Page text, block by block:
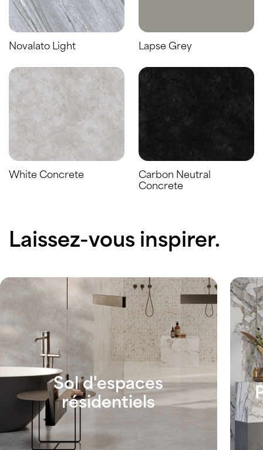
Novalato Light Lapse Grey
White Concrete
Carbon Neutral
Concrete
Laissez-vous inspirer.
Sol d'espaces
résidentiels